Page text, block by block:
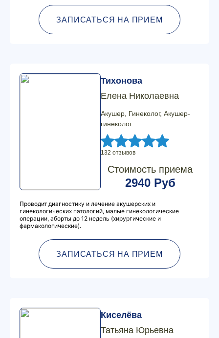
ЗАПИСАТЬСЯ НА ПРИЕМ
Тихонова
Елена Николаевна
Акушер, Гинеколог, Акушер-
гинеколог
132 отзывов
Стоимость приема
2940 Руб
Проводит диагностику и лечение акушерских и
гинекологических патологий, малые гинекологические
операции, аборты до 12 недель (хирургические и
фармакологические).
ЗАПИСАТЬСЯ НА ПРИЕМ
Киселёва
Татьяна Юрьевна